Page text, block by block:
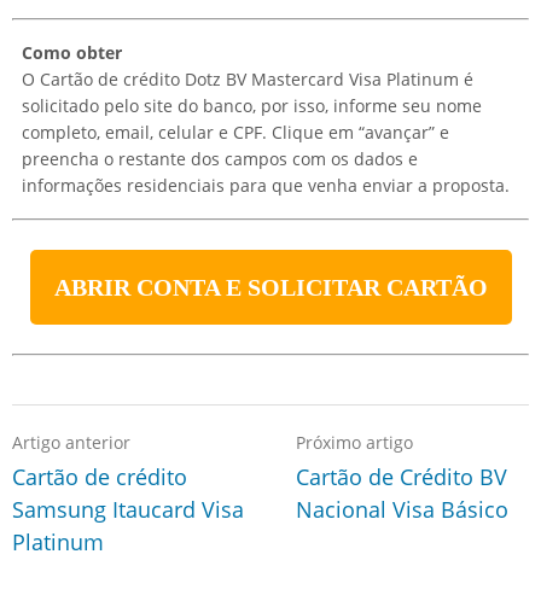
Como obter
O Cartão de crédito Dotz BV Mastercard Visa Platinum é
solicitado pelo site do banco, por isso, informe seu nome
completo, email, celular e CPF. Clique em “avançar” e
preencha o restante dos campos com os dados e
informações residenciais para que venha enviar a proposta.
ABRIR CONTA E SOLICITAR CARTÃO
Artigo anterior
Cartão de crédito
Samsung Itaucard Visa
Platinum
Próximo artigo
Cartão de Crédito BV
Nacional Visa Básico